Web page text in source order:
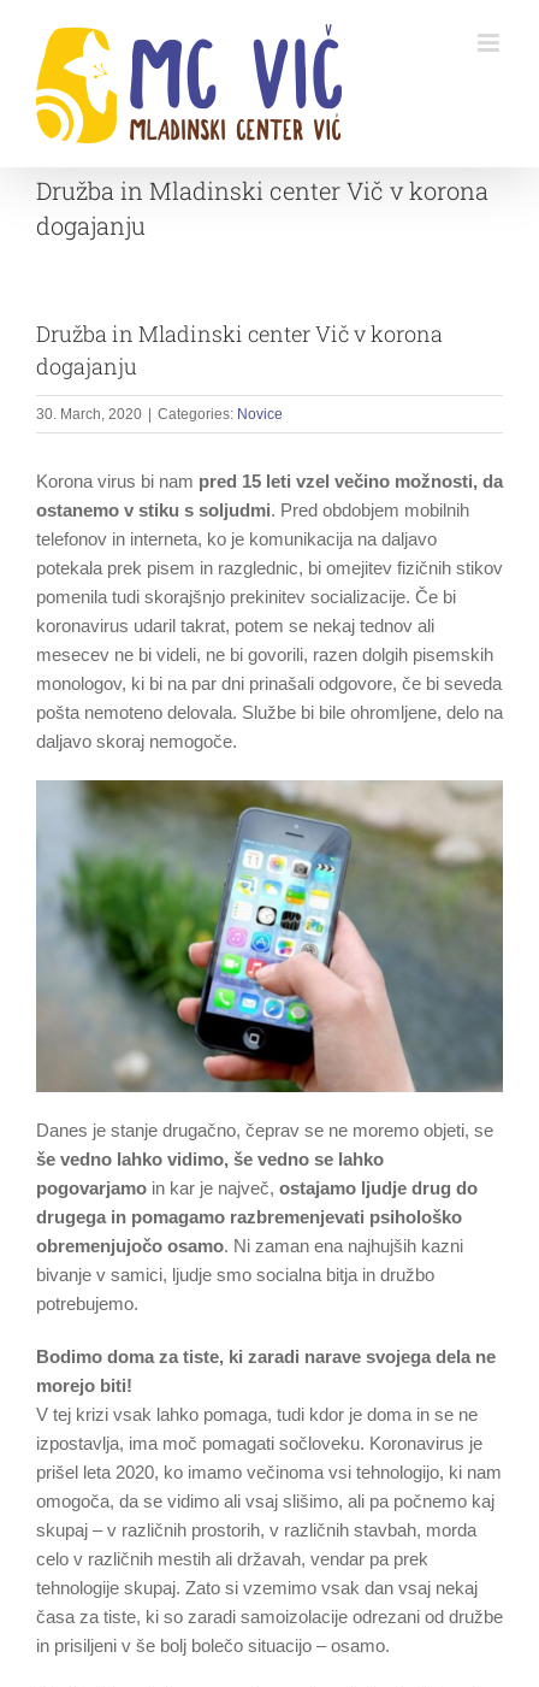
content
Družba in Mladinski center Vič v korona
dogajanju
Družba in Mladinski center Vič v korona
dogajanju
30. March, 2020 Categories: Novice
Korona virus bi nam pred 15 leti vzel večino možnosti, da
ostanemo v stiku s soljudmi. Pred obdobjem mobilnih
telefonov in interneta, ko je komunikacija na daljavo
potekala prek pisem in razglednic, bi omejitev fizičnih stikov
pomenila tudi skorajšnjo prekinitev socializacije. Če bi
koronavirus udaril takrat, potem se nekaj tednov ali
mesecev ne bi videli, ne bi govorili, razen dolgih pisemskih
monologov, ki bi na par dni prinašali odgovore, če bi seveda
pošta nemoteno delovala. Službe bi bile ohromljene, delo na
daljavo skoraj nemogoče.
Danes je stanje drugačno, čeprav se ne moremo objeti, se
še vedno lahko vidimo, še vedno se lahko
pogovarjamo in kar je največ, ostajamo ljudje drug do
drugega in pomagamo razbremenjevati psihološko
obremenjujočo osamo. Ni zaman ena najhujših kazni
bivanje v samici, ljudje smo socialna bitja in družbo
potrebujemo.
Bodimo doma za tiste, ki zaradi narave svojega dela ne
morejo biti!
V tej krizi vsak lahko pomaga, tudi kdor je doma in se ne
izpostavlja, ima moč pomagati sočloveku. Koronavirus je
prišel leta 2020, ko imamo večinoma vsi tehnologijo, ki nam
omogoča, da se vidimo ali vsaj slišimo, ali pa počnemo kaj
skupaj – v različnih prostorih, v različnih stavbah, morda
celo v različnih mestih ali državah, vendar pa prek
tehnologije skupaj. Zato si vzemimo vsak dan vsaj nekaj
časa za tiste, ki so zaradi samoizolacije odrezani od družbe
in prisiljeni v še bolj bolečo situacijo – osamo.